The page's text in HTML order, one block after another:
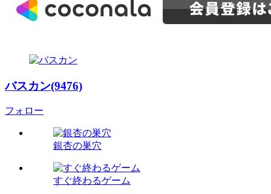
バスカン(9476)
フォロー
銀杏の巣穴
すぐ終わるゲーム